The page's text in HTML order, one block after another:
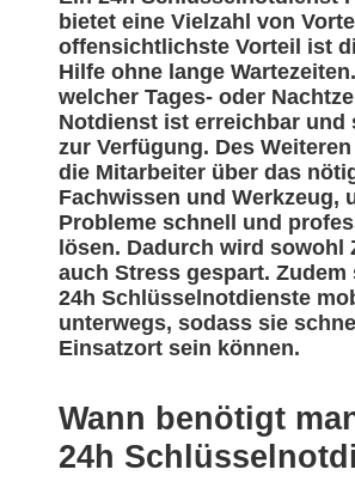
bietet eine Vielzahl von
offensichtlichste Vorteil ist
Hilfe ohne lange
welcher Tages- oder
Notdienst ist erreichbar und
zur Verfügung. Des
die Mitarbeiter über das
Fachwissen und Werkzeug,
Probleme schnell und
lösen. Dadurch wird sowohl
auch Stress gespart. Zudem
24h Schlüsselnotdienste
unterwegs, sodass sie
Einsatzort sein können.
Wann benötigt
24h